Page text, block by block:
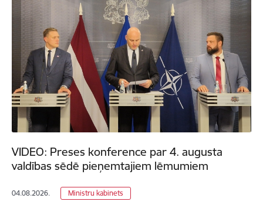
VIDEO: Preses konference par 4. augusta
valdības sēdē pieņemtajiem lēmumiem
04.08.2026. Ministru kabinets